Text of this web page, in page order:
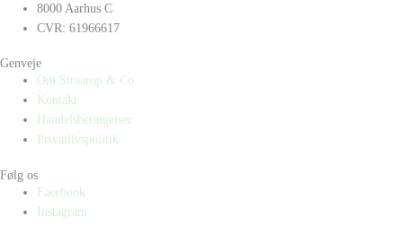
8000 Aarhus C
CVR: 61966617
Genveje
Om Straarup & Co
Kontakt
Handelsbetingelser
Privatlivspolitik
Følg os
Facebook
Instagram